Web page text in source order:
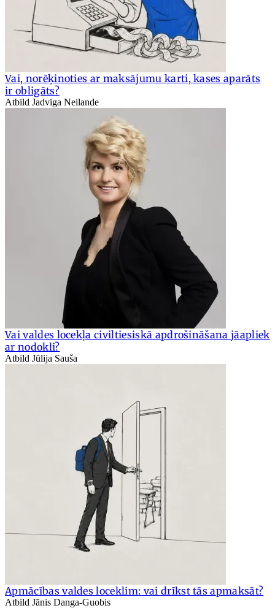
Vai, norēķinoties ar maksājumu karti, kases aparāts
ir obligāts?
Atbild Jadviga Neilande
Vai valdes locekļa civiltiesiskā apdrošināšana jāapliek
ar nodokli?
Atbild Jūlija Sauša
Apmācības valdes loceklim: vai drīkst tās apmaksāt?
Atbild Jānis Danga-Guobis